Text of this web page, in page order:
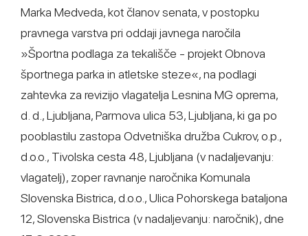
Marka Medveda, kot članov senata, v postopku
pravnega varstva pri oddaji javnega naročila
»Športna podlaga za tekališče - projekt Obnova
športnega parka in atletske steze«, na podlagi
zahtevka za revizijo vlagatelja Lesnina MG oprema,
d. d., Ljubljana, Parmova ulica 53, Ljubljana, ki ga po
pooblastilu zastopa Odvetniška družba Cukrov, o.p.,
d.o.o., Tivolska cesta 48, Ljubljana (v nadaljevanju:
vlagatelj), zoper ravnanje naročnika Komunala
Slovenska Bistrica, d.o.o., Ulica Pohorskega bataljona
12, Slovenska Bistrica (v nadaljevanju: naročnik), dne